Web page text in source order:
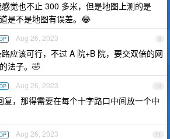
觉也不止 300 多米，但是地图上测的是
是不是地图有误差。😂
9
Aug 26, 2023
应该可行，不过 A 院+B 院，要交双倍的网
法子。🤣
10
Aug 26, 2023
复，那得需要在每个十字路口中间放一个中
11
Aug 26, 2023